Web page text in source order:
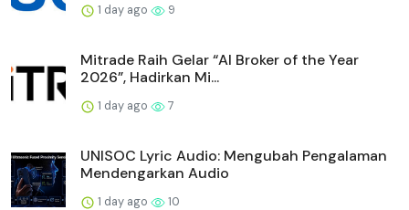
1 day ago 9
Mitrade Raih Gelar “AI Broker of the Year
2026”, Hadirkan Mi...
1 day ago 7
UNISOC Lyric Audio: Mengubah Pengalaman
Mendengarkan Audio
1 day ago 10